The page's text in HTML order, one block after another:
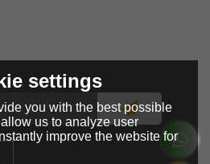
settings
you with the best possible
us to analyze user
improve the website for